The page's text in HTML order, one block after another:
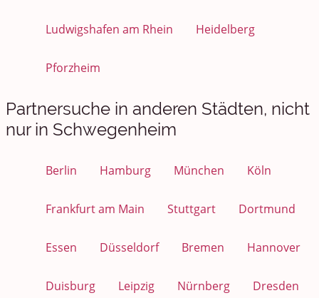
Ludwigshafen am Rhein Heidelberg
Pforzheim
Partnersuche in anderen Städten, nicht
nur in Schwegenheim
Berlin Hamburg München Köln
Frankfurt am Main Stuttgart Dortmund
Essen Düsseldorf Bremen Hannover
Duisburg Leipzig Nürnberg Dresden